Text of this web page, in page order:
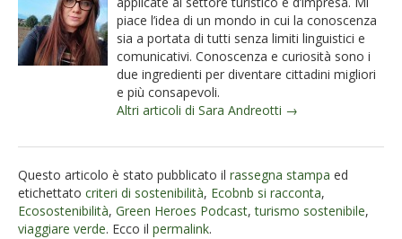
piace l’idea di un mondo in cui la conoscenza
sia a portata di tutti senza limiti linguistici e
comunicativi. Conoscenza e curiosità sono i
due ingredienti per diventare cittadini migliori
e più consapevoli.
Altri articoli di Sara Andreotti →
Questo articolo è stato pubblicato il rassegna stampa ed
etichettato criteri di sostenibilità, Ecobnb si racconta,
Ecosostenibilità, Green Heroes Podcast,turismo sostenibile,
viaggiare verde. Ecco il permalink.